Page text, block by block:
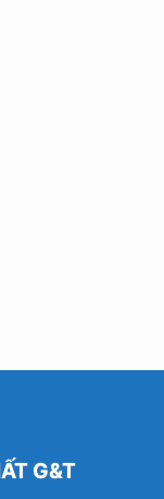
G&T